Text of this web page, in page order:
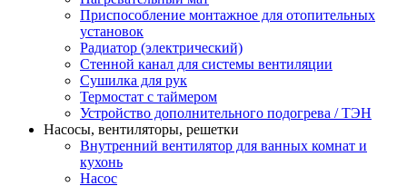
Приспособление монтажное для отопительных
установок
Радиатор (электрический)
Стенной канал для системы вентиляции
Сушилка для рук
Термостат с таймером
Устройство дополнительного подогрева / ТЭН
Насосы, вентиляторы, решетки
Внутренний вентилятор для ванных комнат и
кухонь
Насос